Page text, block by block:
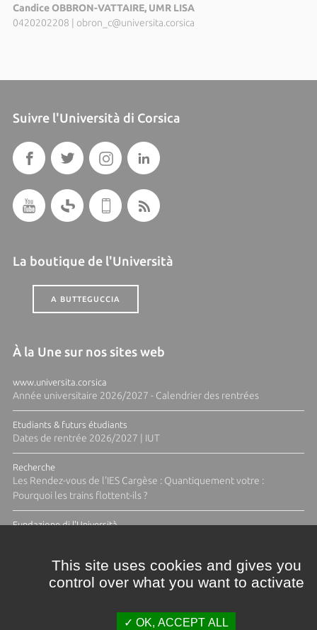
Candice OBBRON-VATTAIRE, UMR LISA
0420202208 | obron_c@universita.corsica
Suivre l'Università di Corsica
La boutique de l'Università
A BUTTEGUCCIA
À la Une sur nos sites web
www.universita.corsica
Année universitaire 2026/2027 - Calendrier des rentrées
Etudiants & futurs étudiants
Dates de rentrée 2026/2027 | IUT
Recherche
Les Rendez-vous de l'IES Cargèse : Quantiquement votre :
Pourquoi les trains flottent-ils ?
Fundazione di l'Università
This site uses cookies and gives you
control over what you want to activate
OK, ACCEPT ALL